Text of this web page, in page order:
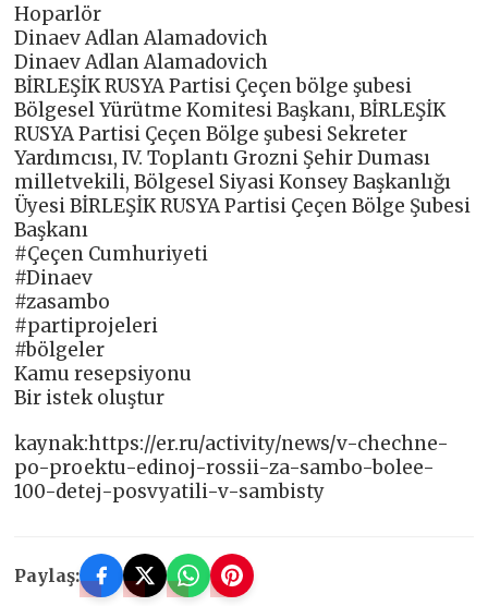
Hoparlör
Dinaev Adlan Alamadovich
Dinaev Adlan Alamadovich
BİRLEŞİK RUSYA Partisi Çeçen bölge şubesi
Bölgesel Yürütme Komitesi Başkanı, BİRLEŞİK
RUSYA Partisi Çeçen Bölge şubesi Sekreter
Yardımcısı, IV. Toplantı Grozni Şehir Duması
milletvekili, Bölgesel Siyasi Konsey Başkanlığı
Üyesi BİRLEŞİK RUSYA Partisi Çeçen Bölge Şubesi
Başkanı
#Çeçen Cumhuriyeti
#Dinaev
#zasambo
#partiprojeleri
#bölgeler
Kamu resepsiyonu
Bir istek oluştur
kaynak:https://er.ru/activity/news/v-chechne-
po-proektu-edinoj-rossii-za-sambo-bolee-
100-detej-posvyatili-v-sambisty
Paylaş: